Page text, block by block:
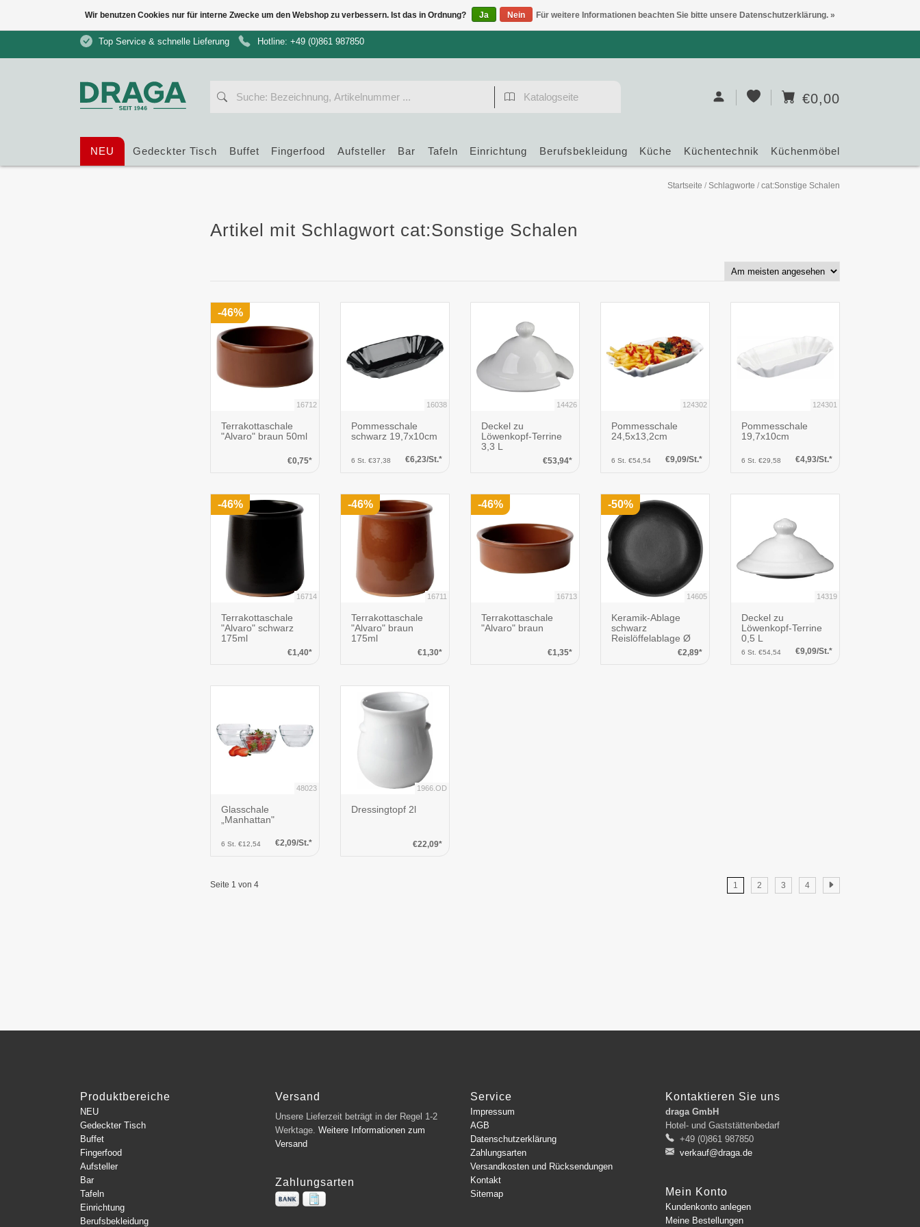
Top Service & schnelle Lieferung Hotline: +49 (0)861 987850
€0,00
NEU Gedeckter Tisch Buffet Fingerfood Aufsteller Bar Tafeln Einrichtung Berufsbekleidung Küche Küchentechnik Küchenmöbel
Startseite / Schlagworte / cat:Sonstige Schalen
Artikel mit Schlagwort cat:Sonstige Schalen
16712
Terrakottaschale
"Alvaro" braun 50ml
€0,75*
-46%
16038
Pommesschale
schwarz 19,7x10cm
6 St. €37,38 €6,23/St.*
14426
Deckel zu
Löwenkopf-Terrine
3,3 L
€53,94*
124302
Pommesschale
24,5x13,2cm
6 St. €54,54 €9,09/St.*
124301
Pommesschale
19,7x10cm
6 St. €29,58 €4,93/St.*
16714
Terrakottaschale
"Alvaro" schwarz
175ml
€1,40*
-46%
16711
Terrakottaschale
"Alvaro" braun
175ml
€1,30*
-46%
16713
Terrakottaschale
"Alvaro" braun
€1,35*
-46%
14605
Keramik-Ablage
schwarz
Reislöffelablage Ø
€2,89*
-50%
14319
Deckel zu
Löwenkopf-Terrine
0,5 L
6 St. €54,54 €9,09/St.*
48023
Glasschale
„Manhattan"
6 St. €12,54 €2,09/St.*
1966.OD
Dressingtopf 2l
€22,09*
Seite 1 von 4 1 2 3 4
Produktbereiche
NEU
Gedeckter Tisch
Buffet
Fingerfood
Aufsteller
Bar
Tafeln
Einrichtung
Berufsbekleidung
Versand
Unsere Lieferzeit beträgt in der Regel 1-2
Werktage. Weitere Informationen zum
Versand
Zahlungsarten
Service
Impressum
AGB
Datenschutzerklärung
Zahlungsarten
Versandkosten und Rücksendungen
Kontakt
Sitemap
Kontaktieren Sie uns
draga GmbH
Hotel- und Gaststättenbedarf
+49 (0)861 987850
verkauf@draga.de
Mein Konto
Kundenkonto anlegen
Meine Bestellungen
Wir benutzen Cookies nur für interne Zwecke um den Webshop zu verbessern. Ist das in Ordnung? Ja Nein Für weitere Informationen beachten Sie bitte unsere Datenschutzerklärung. »